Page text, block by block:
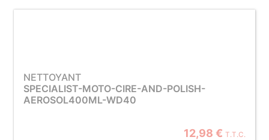
NETTOYANT
SPECIALIST-MOTO-CIRE-AND-POLISH-
AEROSOL400ML-WD40
12,98 € T.T.C.